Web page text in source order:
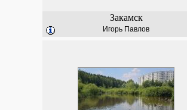
Закамск
Игорь Павлов